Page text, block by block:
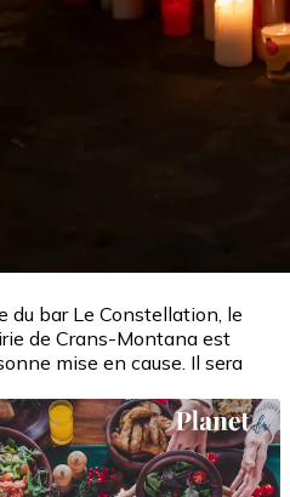
du bar Le Constellation, le
de Crans-Montana est
mise en cause. Il sera